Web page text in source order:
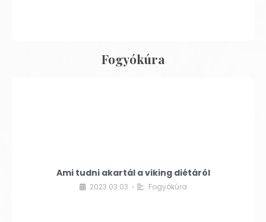
Fogyókúra
Ami tudni akartál a viking diétáról
2023.03.03. • Fogyókúra